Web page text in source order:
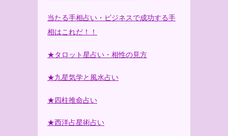
当たる手相占い・ビジネスで成功する手
相はこれだ！！
★タロット星占い・相性の見方
★九星気学と風水占い
★四柱推命占い
★西洋占星術占い